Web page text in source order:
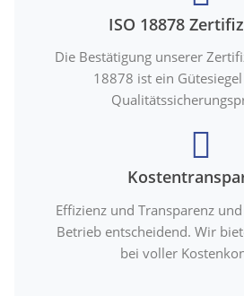
ISO 18878
Die Bestätigung unserer
18878 ist ein
Effizienz und Transparenz
Betrieb entscheidend. Wir
bei voller